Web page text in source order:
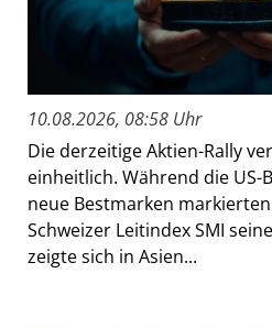
10.08.2026, 08:58 Uhr
Die derzeitige Aktien-Rally
einheitlich. Während die US-
neue Bestmarken
Schweizer Leitindex SMI
zeigte sich in Asien...